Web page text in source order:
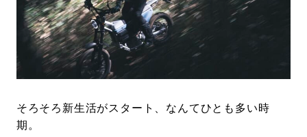
#LIFESTYLE #SNEAKER #OUTDOOR
#SPORTS #HANDSOME HANDBOOK
そろそろ新生活がスタート、なんてひとも多い時
期。